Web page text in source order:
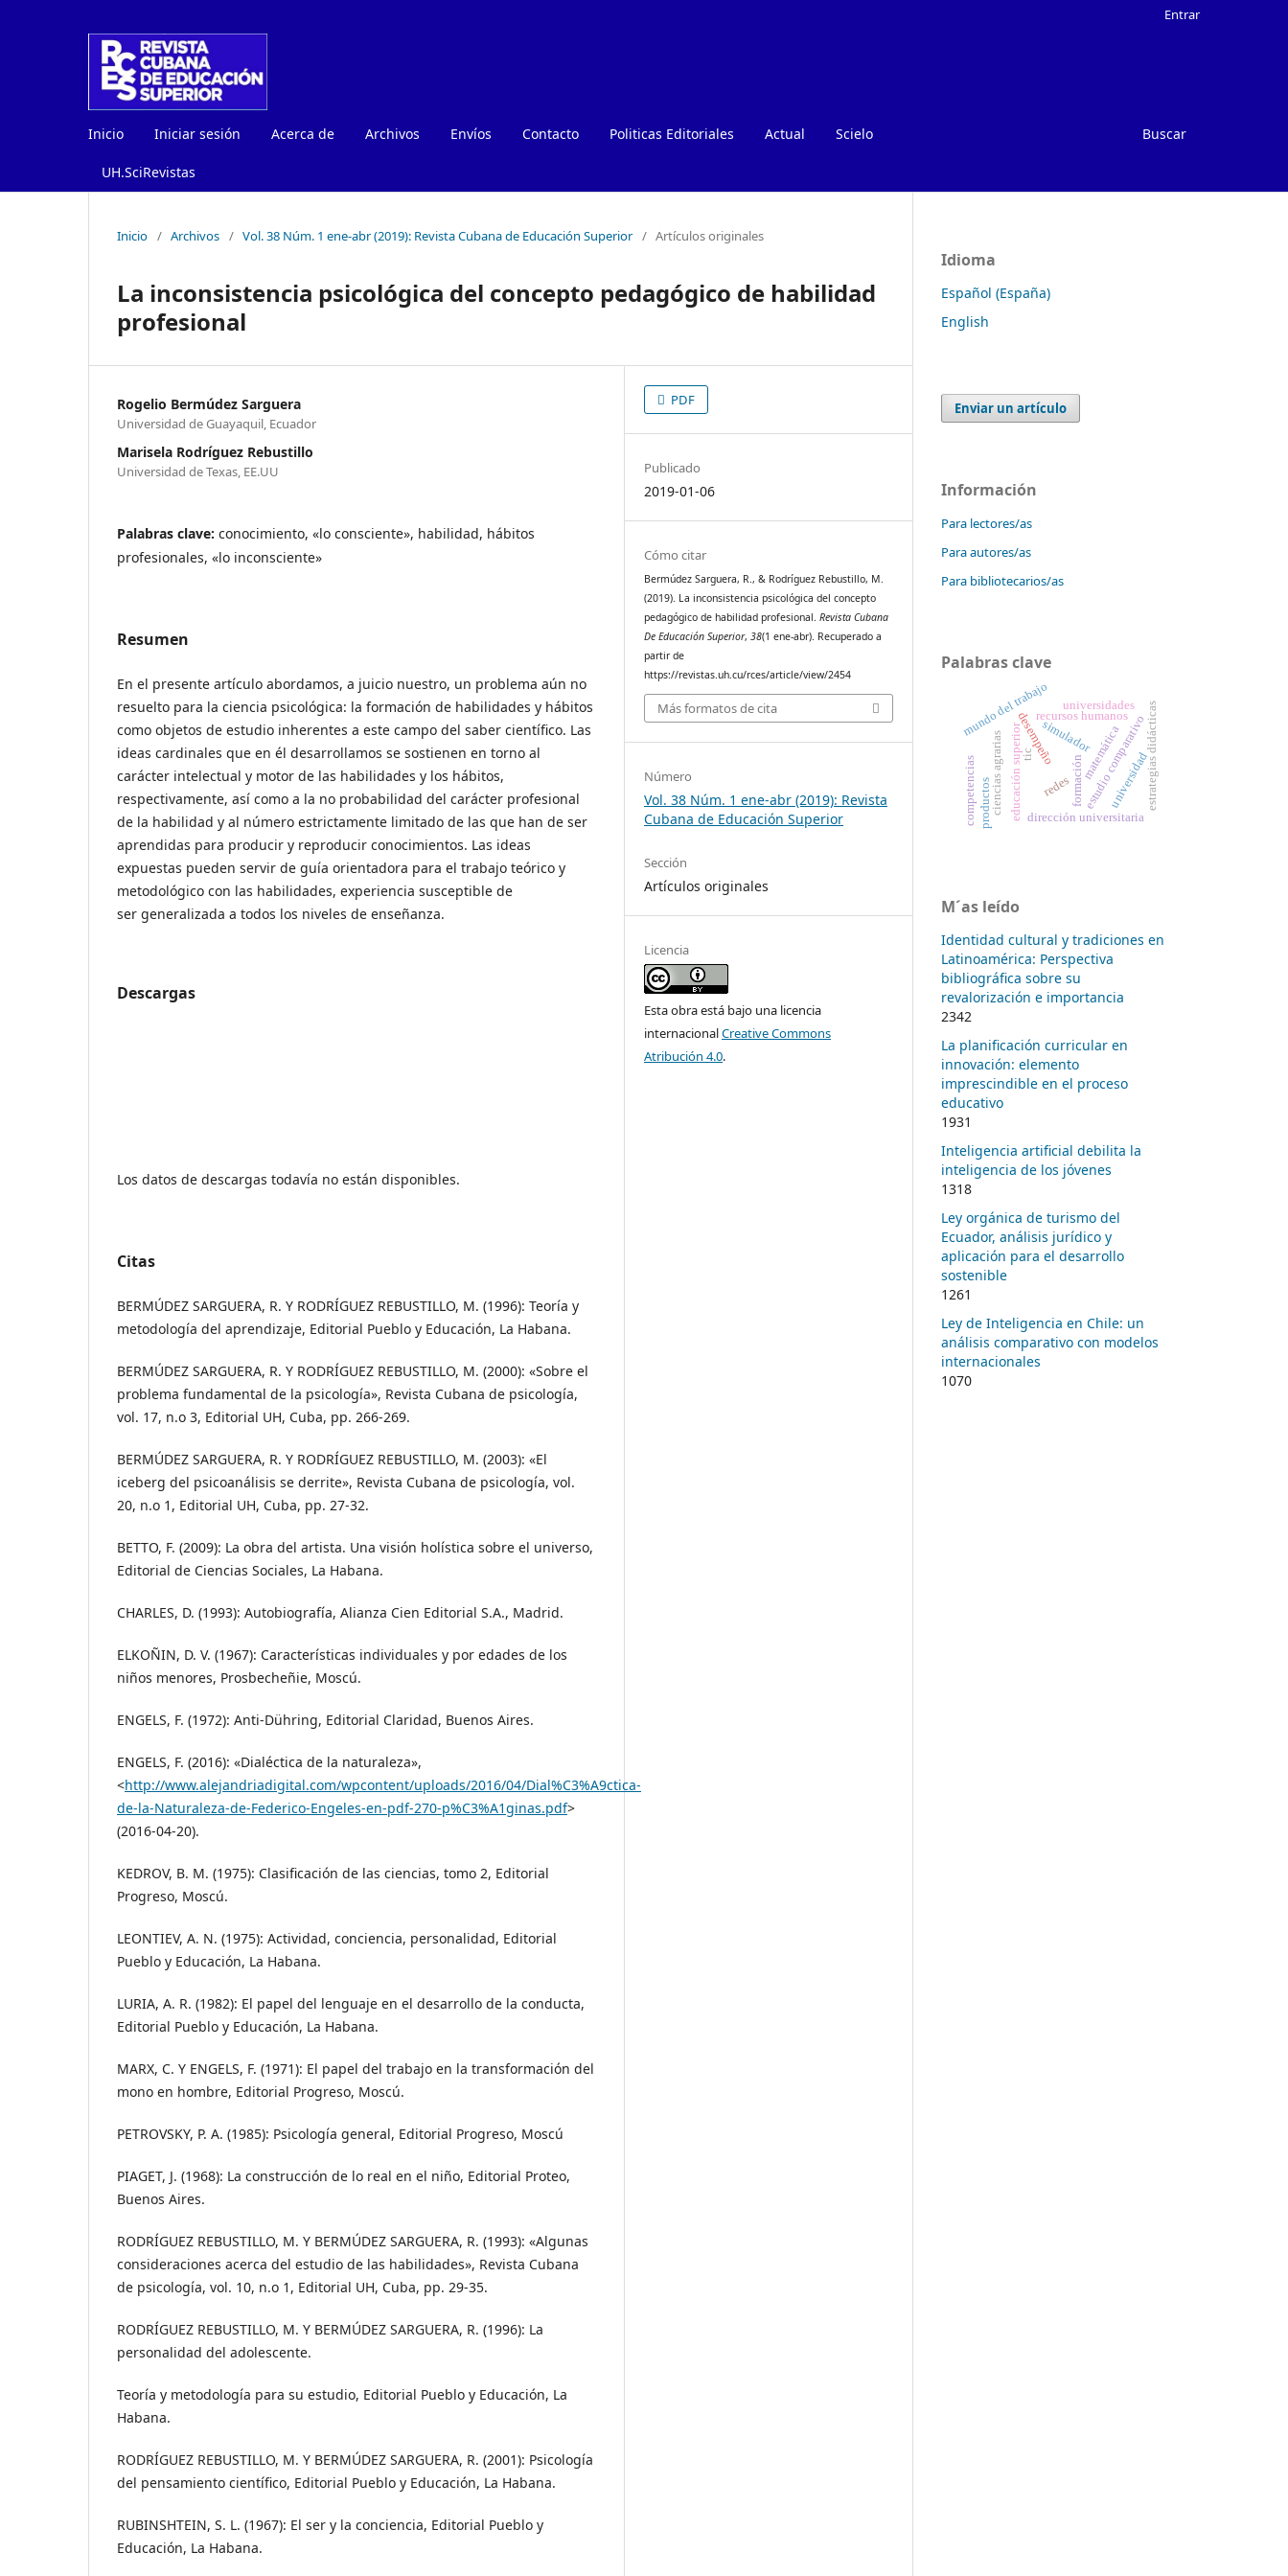
Inicio Iniciar sesión Acerca de Archivos Envíos Contacto Politicas Editoriales Actual Scielo
UH.SciRevistas
Buscar
Entrar
Inicio / Archivos / Vol. 38 Núm. 1 ene-abr (2019): Revista Cubana de Educación Superior / Artículos originales
La inconsistencia psicológica del concepto pedagógico de habilidad
profesional
Rogelio Bermúdez Sarguera
Universidad de Guayaquil, Ecuador
Marisela Rodríguez Rebustillo
Universidad de Texas, EE.UU
Palabras clave: conocimiento, «lo consciente», habilidad, hábitos
profesionales, «lo inconsciente»
Resumen
En el presente artículo abordamos, a juicio nuestro, un problema aún no
resuelto para la ciencia psicológica: la formación de habilidades y hábitos
como objetos de estudio inherentes a este campo del saber científico. Las
ideas cardinales que en él desarrollamos se sostienen en torno al
carácter intelectual y motor de las habilidades y los hábitos,
respectivamente, así como a la no probabilidad del carácter profesional
de la habilidad y al número estrictamente limitado de las que han de ser
aprendidas para producir y reproducir conocimientos. Las ideas
expuestas pueden servir de guía orientadora para el trabajo teórico y
metodológico con las habilidades, experiencia susceptible de
ser generalizada a todos los niveles de enseñanza.
Descargas
Los datos de descargas todavía no están disponibles.
Citas
BERMÚDEZ SARGUERA, R. Y RODRÍGUEZ REBUSTILLO, M. (1996): Teoría y
metodología del aprendizaje, Editorial Pueblo y Educación, La Habana.
BERMÚDEZ SARGUERA, R. Y RODRÍGUEZ REBUSTILLO, M. (2000): «Sobre el
problema fundamental de la psicología», Revista Cubana de psicología,
vol. 17, n.o 3, Editorial UH, Cuba, pp. 266-269.
BERMÚDEZ SARGUERA, R. Y RODRÍGUEZ REBUSTILLO, M. (2003): «El
iceberg del psicoanálisis se derrite», Revista Cubana de psicología, vol.
20, n.o 1, Editorial UH, Cuba, pp. 27-32.
BETTO, F. (2009): La obra del artista. Una visión holística sobre el universo,
Editorial de Ciencias Sociales, La Habana.
CHARLES, D. (1993): Autobiografía, Alianza Cien Editorial S.A., Madrid.
ELKOÑIN, D. V. (1967): Características individuales y por edades de los
niños menores, Prosbecheñie, Moscú.
ENGELS, F. (1972): Anti-Dühring, Editorial Claridad, Buenos Aires.
ENGELS, F. (2016): «Dialéctica de la naturaleza»,
<http://www.alejandriadigital.com/wpcontent/uploads/2016/04/Dial%C3%A9ctica-
de-la-Naturaleza-de-Federico-Engeles-en-pdf-270-p%C3%A1ginas.pdf>
(2016-04-20).
KEDROV, B. M. (1975): Clasificación de las ciencias, tomo 2, Editorial
Progreso, Moscú.
LEONTIEV, A. N. (1975): Actividad, conciencia, personalidad, Editorial
Pueblo y Educación, La Habana.
LURIA, A. R. (1982): El papel del lenguaje en el desarrollo de la conducta,
Editorial Pueblo y Educación, La Habana.
MARX, C. Y ENGELS, F. (1971): El papel del trabajo en la transformación del
mono en hombre, Editorial Progreso, Moscú.
PETROVSKY, P. A. (1985): Psicología general, Editorial Progreso, Moscú
PIAGET, J. (1968): La construcción de lo real en el niño, Editorial Proteo,
Buenos Aires.
RODRÍGUEZ REBUSTILLO, M. Y BERMÚDEZ SARGUERA, R. (1993): «Algunas
consideraciones acerca del estudio de las habilidades», Revista Cubana
de psicología, vol. 10, n.o 1, Editorial UH, Cuba, pp. 29-35.
RODRÍGUEZ REBUSTILLO, M. Y BERMÚDEZ SARGUERA, R. (1996): La
personalidad del adolescente.
Teoría y metodología para su estudio, Editorial Pueblo y Educación, La
Habana.
RODRÍGUEZ REBUSTILLO, M. Y BERMÚDEZ SARGUERA, R. (2001): Psicología
del pensamiento científico, Editorial Pueblo y Educación, La Habana.
RUBINSHTEIN, S. L. (1967): El ser y la conciencia, Editorial Pueblo y
Educación, La Habana.
PDF
Publicado
2019-01-06
Cómo citar
Bermúdez Sarguera, R., & Rodríguez Rebustillo, M.
(2019). La inconsistencia psicológica del concepto
pedagógico de habilidad profesional.Revista Cubana
De Educación Superior,38(1 ene-abr). Recuperado a
partir de
https://revistas.uh.cu/rces/article/view/2454
Más formatos de cita
Número
Vol. 38 Núm. 1 ene-abr (2019): Revista
Cubana de Educación Superior
Sección
Artículos originales
Licencia
Esta obra está bajo una licencia
internacionalCreative Commons
Atribución 4.0.
Idioma
Español (España)
English
Enviar un artículo
Información
Para lectores/as
Para autores/as
Para bibliotecarios/as
Palabras clave
desempeño
educación superior formación
dirección universitaria
estudio comparativo
recursos humanos
simulador
redes
tic
ciencias agrarias
mundo del trabajo estrategias didácticas
matemáticauniversidad
productos
competencias
universidades
M´as leído
Identidad cultural y tradiciones en
Latinoamérica: Perspectiva
bibliográfica sobre su
revalorización e importancia
2342
La planificación curricular en
innovación: elemento
imprescindible en el proceso
educativo
1931
Inteligencia artificial debilita la
inteligencia de los jóvenes
1318
Ley orgánica de turismo del
Ecuador, análisis jurídico y
aplicación para el desarrollo
sostenible
1261
Ley de Inteligencia en Chile: un
análisis comparativo con modelos
internacionales
1070